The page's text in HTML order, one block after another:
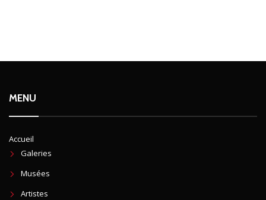
MENU
Accueil
Galeries
Musées
Artistes